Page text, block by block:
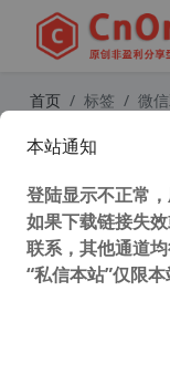
首页 标签 微
本站通知
登陆显示不正常
如果下载链接失
联系，其他通道
“私信本站”仅限